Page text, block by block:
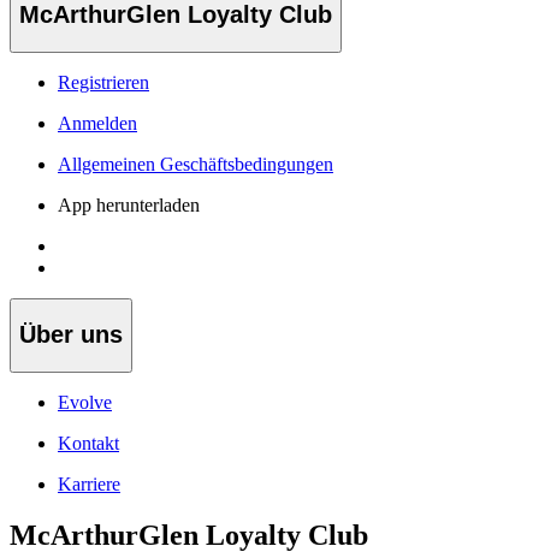
McArthurGlen Loyalty Club
Registrieren
Anmelden
Allgemeinen Geschäftsbedingungen
App herunterladen
Über uns
Evolve
Kontakt
Karriere
McArthurGlen Loyalty Club